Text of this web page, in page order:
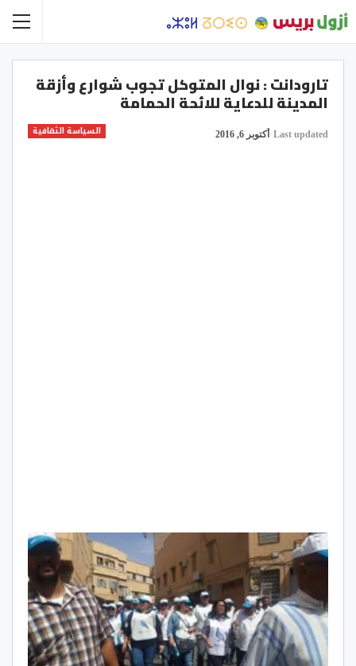
تارودانت : نوال المتوكل تجوب شوارع وأزقة
المدينة للدعاية للائحة الحمامة
السياسة الثقافية Last updated أكتوبر 6, 2016